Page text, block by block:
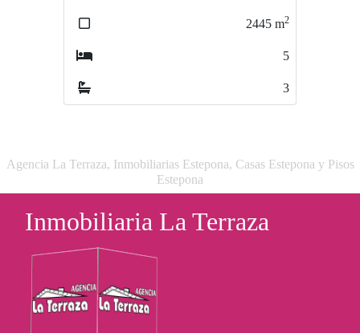
2445m 2
Agencia La Terraza, Inmobiliarias Estepona, Casas Estepona y Pisos
Estepona
Inmobiliaria La Terraza